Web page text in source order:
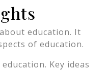
education. It
of education.
Key ideas